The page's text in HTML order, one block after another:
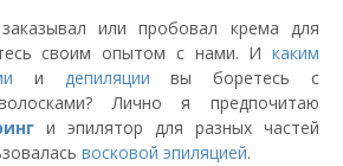
или пробовал крема для
своим опытом с нами. И каким
и депиляции вы боретесь с
Лично я предпочитаю
и эпилятор для разных частей
восковой эпиляцией.